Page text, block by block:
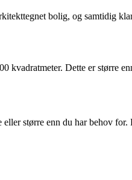
bolig, og samtidig
Dette er større
større enn du har behov